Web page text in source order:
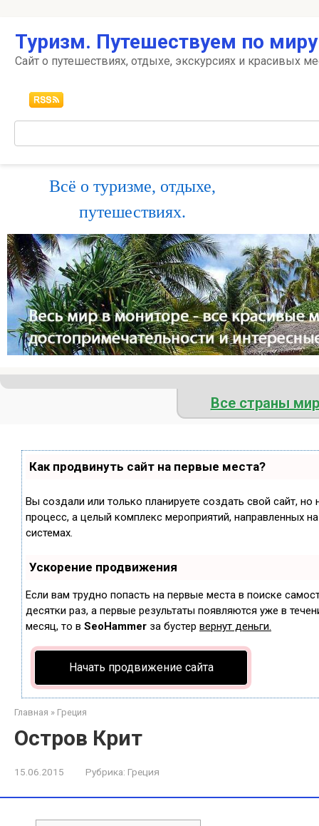
контенту
Туризм. Путешествуем по
Сайт о путешествиях, отдыхе, экскурсиях и красивых
Всё о туризме, отдыхе,
путешествиях.
Все страны
Как продвинуть сайт на первые места?
Вы создали или только планируете создать свой сайт,
процесс, а целый комплекс мероприятий, направленных
системах.
Ускорение продвижения
Если вам трудно попасть на первые места в поиске
десятки раз, а первые результаты появляются уже в
месяц, то в SeoHammer за бустер вернут деньги.
Начать продвижение сайта
Главная » Греция
Остров Крит
15.06.2015 Рубрика: Греция